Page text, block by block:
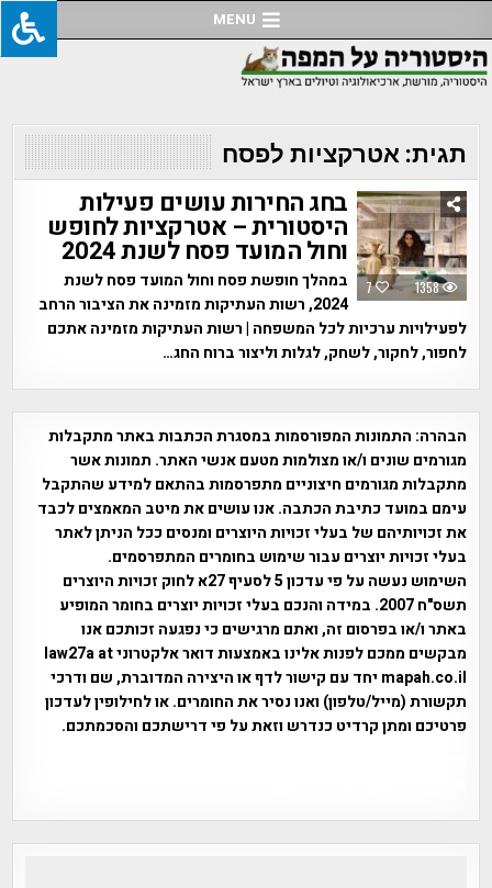
to
content
MENU
תגית:אטרקציות לפסח
7 1358
בחג החירות עושים פעילות
היסטורית – אטרקציות לחופש
וחול המועד פסח לשנת 2024
במהלך חופשת פסח וחול המועד פסח לשנת
2024, רשות העתיקות מזמינה את הציבור הרחב
לפעילויות ערכיות לכל המשפחה | רשות העתיקות מזמינה אתכם
לחפור, לחקור, לשחק, לגלות וליצור ברוח החג…
הבהרה: התמונות המפורסמות במסגרת הכתבות באתר מתקבלות
מגורמים שונים ו/או מצולמות מטעם אנשי האתר. תמונות אשר
מתקבלות מגורמים חיצוניים מתפרסמות בהתאם למידע שהתקבל
עימם במועד כתיבת הכתבה. אנו עושים את מיטב המאמצים לכבד
את זכויותיהם של בעלי זכויות היוצרים ומנסים ככל הניתן לאתר
בעלי זכויות יוצרים עבור שימוש בחומרים המתפרסמים.
השימוש נעשה על פי עדכון 5 לסעיף 27א לחוק זכויות היוצרים
תשס"ח 2007. במידה והנכם בעלי זכויות יוצרים בחומר המופיע
באתר ו/או בפרסום זה, ואתם מרגישים כי נפגעה זכותכם אנו
מבקשים ממכם לפנות אלינו באמצעות דואר אלקטרוני law27a at
mapah.co.il יחד עם קישור לדף או היצירה המדוברת, שם ודרכי
תקשורת (מייל/טלפון) ואנו נסיר את החומרים. או לחילופין לעדכון
פרטיכם ומתן קרדיט כנדרש וזאת על פי דרישתכם והסכמתכם.